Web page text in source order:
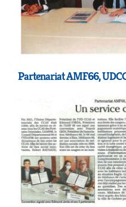
Partenariat AMF66,